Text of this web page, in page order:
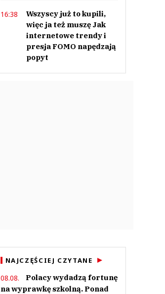
16:38
Wszyscy już to kupili,
więc ja też muszę Jak
internetowe trendy i
presja FOMO napędzają
popyt
NAJCZĘŚCIEJ CZYTANE
08.08.
Polacy wydadzą fortunę
na wyprawkę szkolną. Ponad